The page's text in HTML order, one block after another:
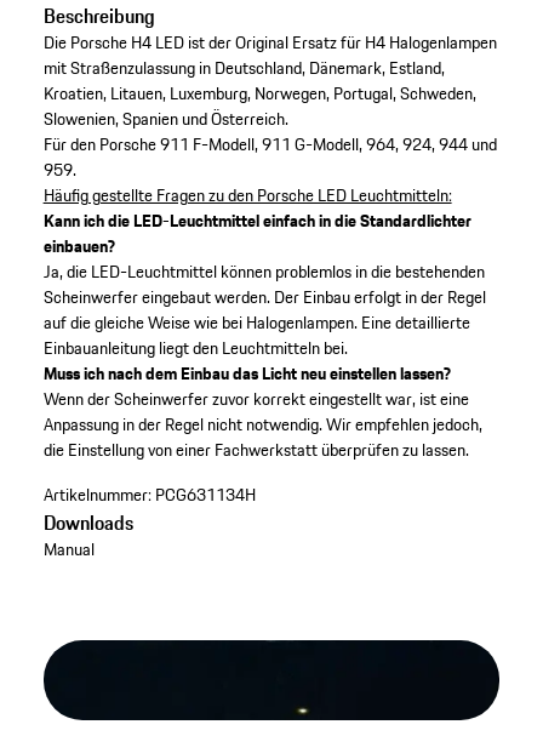
Beschreibung
Die Porsche H4 LED ist der Original Ersatz für H4 Halogenlampen
mit Straßenzulassung in Deutschland, Dänemark, Estland,
Kroatien, Litauen, Luxemburg, Norwegen, Portugal, Schweden,
Slowenien, Spanien und Österreich.
Für den Porsche 911 F-Modell, 911 G-Modell, 964, 924, 944 und
959.
Häufig gestellte Fragen zu den Porsche LED Leuchtmitteln:
Kann ich die LED-Leuchtmittel einfach in die Standardlichter
einbauen?
Ja, die LED-Leuchtmittel können problemlos in die bestehenden
Scheinwerfer eingebaut werden. Der Einbau erfolgt in der Regel
auf die gleiche Weise wie bei Halogenlampen. Eine detaillierte
Einbauanleitung liegt den Leuchtmitteln bei.
Muss ich nach dem Einbau das Licht neu einstellen lassen?
Wenn der Scheinwerfer zuvor korrekt eingestellt war, ist eine
Anpassung in der Regel nicht notwendig. Wir empfehlen jedoch,
die Einstellung von einer Fachwerkstatt überprüfen zu lassen.
Artikelnummer: PCG631134H
Downloads
Manual